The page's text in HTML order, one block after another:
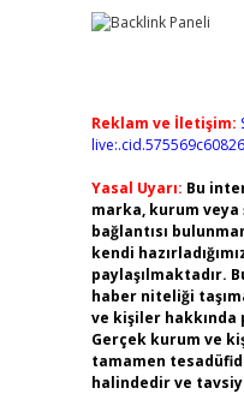
Reklam ve İletişim:
Yasal Uyarı: Bu
marka, kurum
bağlantısı
kendi
paylaşılmaktadır.
haber niteliği
ve kişiler hakkında
Gerçek kurum ve
tamamen
halindedir ve